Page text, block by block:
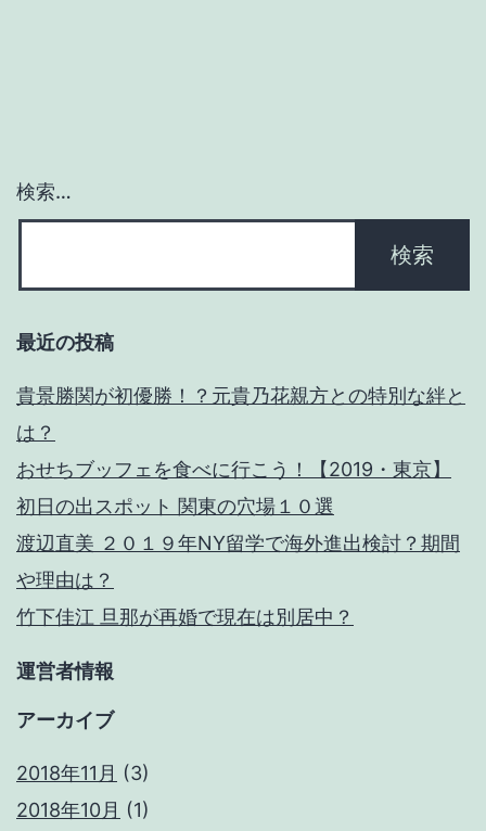
ン
検索…
最近の投稿
貴景勝関が初優勝！？元貴乃花親方との特別な絆と
は？
おせちブッフェを食べに行こう！【2019・東京】
初日の出スポット 関東の穴場１０選
渡辺直美 ２０１９年NY留学で海外進出検討？期間
や理由は？
竹下佳江 旦那が再婚で現在は別居中？
運営者情報
アーカイブ
2018年11月 (3)
2018年10月 (1)